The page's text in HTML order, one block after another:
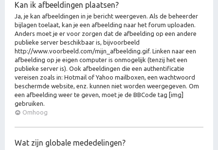
Kan ik afbeeldingen plaatsen?
Ja, je kan afbeeldingen in je bericht weergeven. Als de beheerder
bijlagen toelaat, kan je een afbeelding naar het forum uploaden.
Anders moet je er voor zorgen dat de afbeelding op een andere
publieke server beschikbaar is, bijvoorbeeld
http://www.voorbeeld.com/mijn_afbeelding.gif. Linken naar een
afbeelding op je eigen computer is onmogelijk (tenzij het een
publieke server is). Ook afbeeldingen die een authentificatie
vereisen zoals in: Hotmail of Yahoo mailboxen, een wachtwoord
beschermde website, enz. kunnen niet worden weergegeven. Om
een afbeelding weer te geven, moet je de BBCode tag [img]
gebruiken.
Omhoog
Wat zijn globale mededelingen?